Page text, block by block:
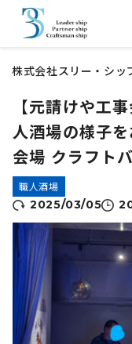
株式会社スリー・シッ
【元請けや工
人酒場の様子
会場 クラフト
職人酒場
2025/03/05